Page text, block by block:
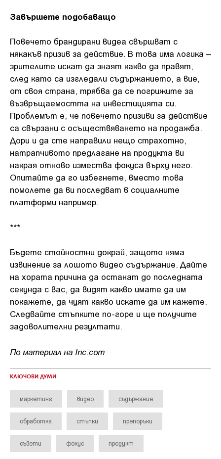
Завършете подобаващо
Повечето брандирани видеа свършват с
някакъв призив за действие. В това има логика –
зрителите искат да знаят какво да правят,
след като са изгледали съдържанието, а вие,
от своя страна, трябва да се погрижите за
възвръщаемостта на инвестицията си.
Проблемът е, че повечето призиви за действие
са свързани с осъществяването на продажба.
Дори и да сте направили нещо страхотно,
натрапчивото предлагане на продукта ви
накрая отново измества фокуса върху него.
Опитайте да го избегнете, вместо това
помолете да ви последват в социалните
платформи например.
***
Бъдете стойностни докрай, защото няма
извинение за лошото видео съдържание. Дайте
на хората причина да останат до последната
секунда с вас, да видят какво имате да им
покажете, да чуят какво искате да им кажете.
Следвайте стъпките по-горе и ще получите
задоволителни резултати.
По материал на Inc.com
КЛЮЧОВИ ДУМИ
маркетинг видео съдържание
обработка стъпки препоръки
съвети фокус продукт